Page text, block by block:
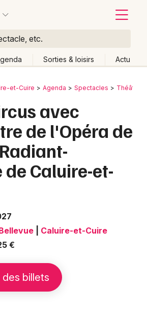
etc.
Sorties & loisirs Actu
et-Cuire Agenda Spectacles Théâtre
avec
de l'Opéra de
de Caluire-et-
Caluire-et-Cuire
€
billets
de lieu
Effacer les dates
Ce week-end